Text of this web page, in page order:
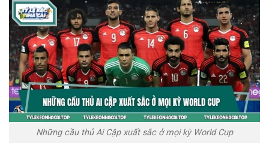
Những cầu thủ Ai Cập xuất sắc ở mọi kỳ World Cup